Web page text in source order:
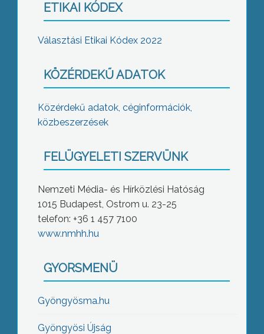
ETIKAI KÓDEX
Választási Etikai Kódex 2022
KÖZÉRDEKŰ ADATOK
Közérdekű adatok, céginformációk,
közbeszerzések
FELÜGYELETI SZERVÜNK
Nemzeti Média- és Hírközlési Hatóság
1015 Budapest, Ostrom u. 23-25
telefon: +36 1 457 7100
www.nmhh.hu
GYORSMENÜ
Gyöngyösma.hu
Gyöngyösi Újság